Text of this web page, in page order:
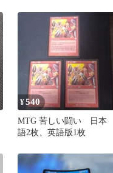
¥540
MTG 苦しい闘い 日本
語2枚、英語版1枚